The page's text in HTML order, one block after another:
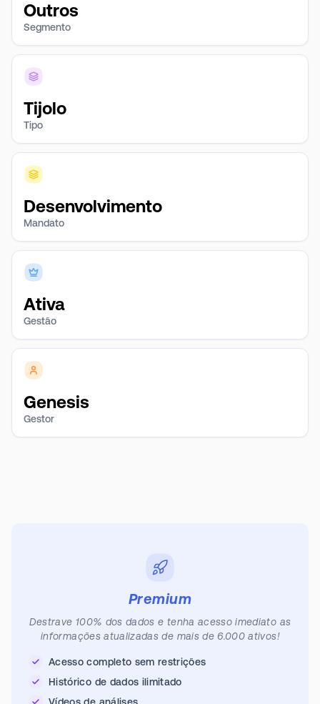
Outros
Segmento
Tijolo
Tipo
Desenvolvimento
Mandato
Ativa
Gestão
Genesis
Gestor
Premium
Destrave 100% dos dados e tenha acesso imediato as
informações atualizadas de mais de 6.000 ativos!
Acesso completo sem restrições
Histórico de dados ilimitado